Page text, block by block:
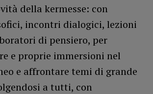
della kermesse: con
incontri dialogici, lezioni
di pensiero, per
e proprie immersioni nel
e affrontare temi di grande
a tutti, con